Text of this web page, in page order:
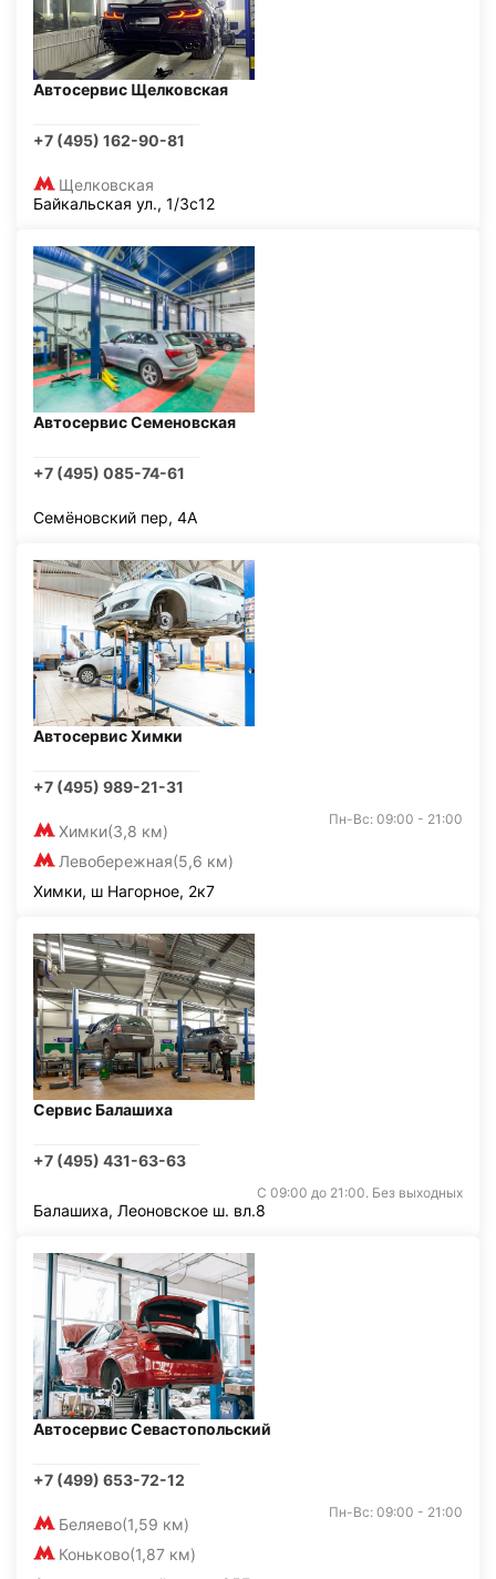
Автосервис Щелковская
+7 (495) 162-90-81
Щелковская
Байкальская ул., 1/3с12
Автосервис Семеновская
+7 (495) 085-74-61
Семёновский пер, 4А
Автосервис Химки
+7 (495) 989-21-31
Химки(3,8 км)
Левобережная(5,6 км)
Пн-Вс: 09:00 - 21:00
Химки, ш Нагорное, 2к7
Сервис Балашиха
+7 (495) 431-63-63
С 09:00 до 21:00. Без выходных
Балашиха, Леоновское ш. вл.8
Автосервис Севастопольский
+7 (499) 653-72-12
Беляево(1,59 км)
Коньково(1,87 км)
Пн-Вс: 09:00 - 21:00